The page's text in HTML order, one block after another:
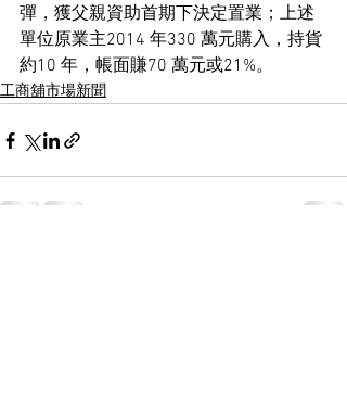
彈，獲父親資助首期下決定置業；上述
單位原業主2014 年330 萬元購入，持貨
約10 年，帳面賺70 萬元或21%。
工商舖市場新聞